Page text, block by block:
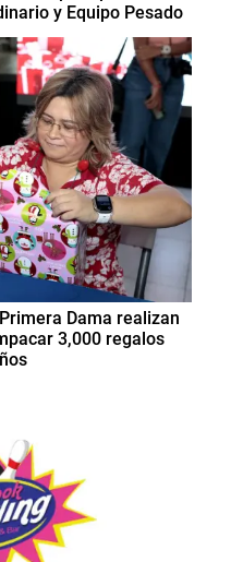
y Equipo Pesado
Dama realizan
3,000 regalos